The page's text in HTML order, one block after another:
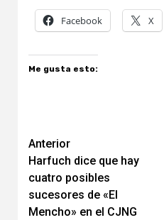
Facebook X
Me gusta esto:
Navegación
de
entradas
Anterior
Harfuch dice que hay
cuatro posibles
sucesores de «El
Mencho» en el CJNG